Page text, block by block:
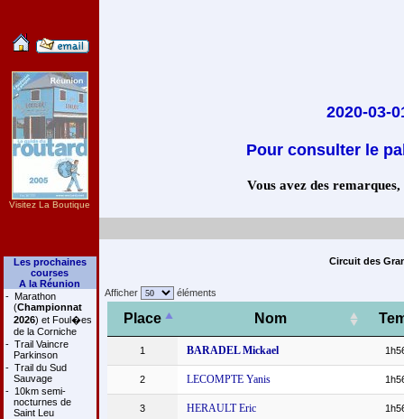
Visitez La Boutique
Les prochaines
courses
A la Réunion
- Marathon
(Championnat
2026) et Foul�es
de la Corniche
- Trail Vaincre
Parkinson
- Trail du Sud
Sauvage
- 10km semi-
nocturnes de
Saint Leu
2020-03-
Pour consulter le
Vous avez des
Circuit des
Afficher éléments
Place Nom
1 BARADEL Mickael
2 LECOMPTE Yanis
3 HERAULT Eric